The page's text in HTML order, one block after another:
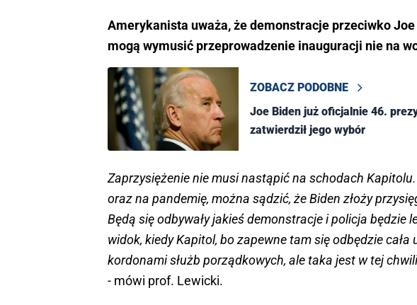
Amerykanista uważa, że demonstracje przeciwko
mogą wymusić przeprowadzenie inauguracji nie na
ZOBACZ PODOBNE
Joe Biden już oficjalnie 46.
zatwierdził jego wybór
Zaprzysiężenie nie musi nastąpić na schodach
oraz na pandemię, można sądzić, że Biden złoży
Będą się odbywały jakieś demonstracje i policja będzie
widok, kiedy Kapitol, bo zapewne tam się odbędzie
kordonami służb porządkowych, ale taka jest w tej
- mówi prof. Lewicki.